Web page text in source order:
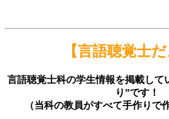
【言語聴覚士だ
言語聴覚士科の学生情報を掲載して
り”です！
（当科の教員がすべて手作りで